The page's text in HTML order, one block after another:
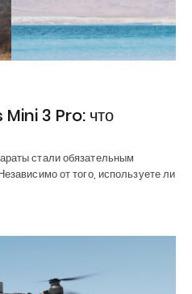
3 Pro: что
стали обязательным
от того, используете ли